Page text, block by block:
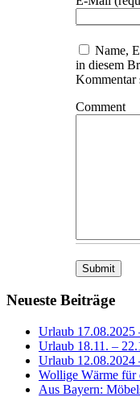
Name,
in diesem
Kommentar
Comment
Neueste Beiträge
Urlaub 17.08.2025
Urlaub 18.11. –
Urlaub 12.08.2024
Wollige Wärme für
Aus Bayern: